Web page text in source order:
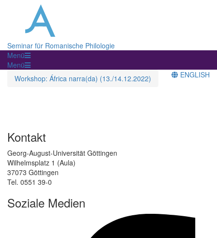
Seminar für Romanische Philologie
Menü
Menü
Workshop: África narra(da) (13./14.12.2022)
ENGLISH
Kontakt
Georg-August-Universität Göttingen
Wilhelmsplatz 1 (Aula)
37073 Göttingen
Tel. 0551 39-0
Soziale Medien